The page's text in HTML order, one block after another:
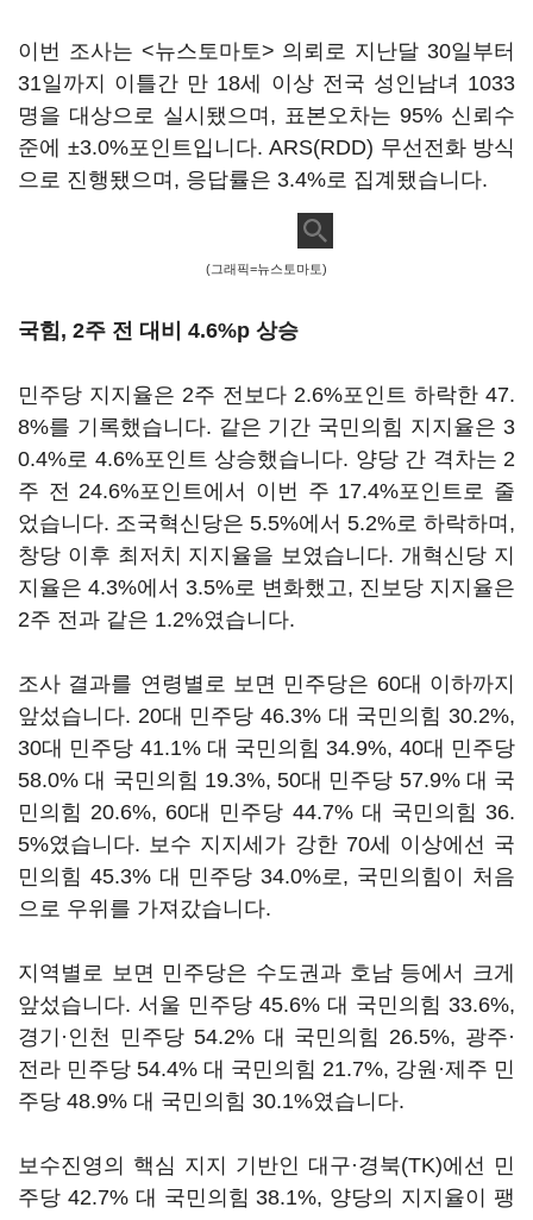
이번 조사는 <뉴스토마토> 의뢰로 지난달 30일부터
31일까지 이틀간 만 18세 이상 전국 성인남녀 1033
명을 대상으로 실시됐으며, 표본오차는 95% 신뢰수
준에 ±3.0%포인트입니다. ARS(RDD) 무선전화 방식
으로 진행됐으며, 응답률은 3.4%로 집계됐습니다.
(그래픽=뉴스토마토)
국힘, 2주 전 대비 4.6%p 상승
민주당 지지율은 2주 전보다 2.6%포인트 하락한 47.
8%를 기록했습니다. 같은 기간 국민의힘 지지율은 3
0.4%로 4.6%포인트 상승했습니다. 양당 간 격차는 2
주 전 24.6%포인트에서 이번 주 17.4%포인트로 줄
었습니다. 조국혁신당은 5.5%에서 5.2%로 하락하며,
창당 이후 최저치 지지율을 보였습니다. 개혁신당 지
지율은 4.3%에서 3.5%로 변화했고, 진보당 지지율은
2주 전과 같은 1.2%였습니다.
조사 결과를 연령별로 보면 민주당은 60대 이하까지
앞섰습니다. 20대 민주당 46.3% 대 국민의힘 30.2%,
30대 민주당 41.1% 대 국민의힘 34.9%, 40대 민주당
58.0% 대 국민의힘 19.3%, 50대 민주당 57.9% 대 국
민의힘 20.6%, 60대 민주당 44.7% 대 국민의힘 36.
5%였습니다. 보수 지지세가 강한 70세 이상에선 국
민의힘 45.3% 대 민주당 34.0%로, 국민의힘이 처음
으로 우위를 가져갔습니다.
지역별로 보면 민주당은 수도권과 호남 등에서 크게
앞섰습니다. 서울 민주당 45.6% 대 국민의힘 33.6%,
경기·인천 민주당 54.2% 대 국민의힘 26.5%, 광주·
전라 민주당 54.4% 대 국민의힘 21.7%, 강원·제주 민
주당 48.9% 대 국민의힘 30.1%였습니다.
보수진영의 핵심 지지 기반인 대구·경북(TK)에선 민
주당 42.7% 대 국민의힘 38.1%, 양당의 지지율이 팽